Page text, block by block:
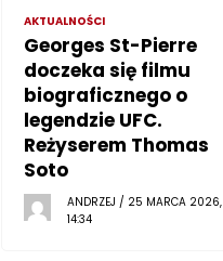
AKTUALNOŚCI
Georges St-Pierre
doczeka się filmu
biograficznego o
legendzie UFC.
Reżyserem Thomas
Soto
ANDRZEJ / 25 MARCA 2026,
14:34